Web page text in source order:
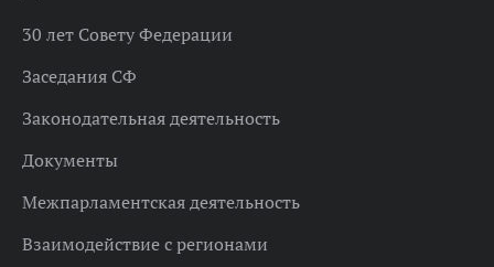
30 лет Совету Федерации
Заседания СФ
Законодательная деятельность
Документы
Межпарламентская деятельность
Взаимодействие с регионами